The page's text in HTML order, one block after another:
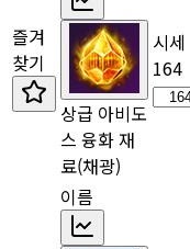
즐겨
찾기
상급 아비도
스 융화 재
료(채광)
시세
164
이름